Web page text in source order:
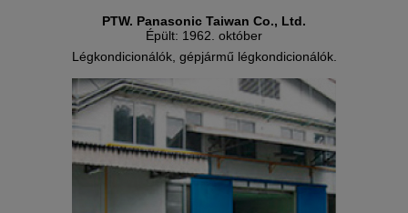
PTW. Panasonic Taiwan Co., Ltd.
Épült: 1962. október
Légkondicionálók, gépjármű légkondicionálók.